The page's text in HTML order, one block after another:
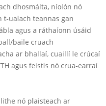
dhosmálta, níolón nó
t-ualach teannas gan
agus a ráthaíonn úsáid
baile cruach
ar bhallaí, cuaillí le crúcaí
agus feistis nó crua-earraí
nó plaisteach ar